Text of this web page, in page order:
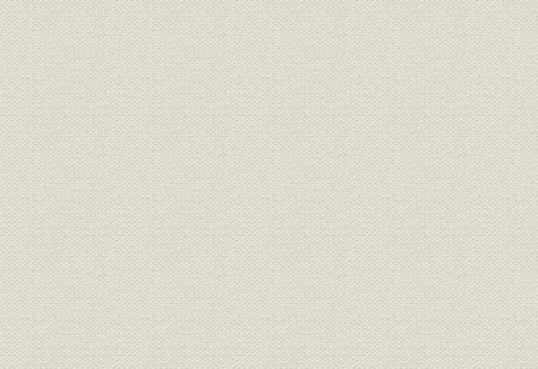
製品 洋紙製品
製品 白板紙製品
製品 特殊紙製品
経営理念 企業理念 2003年4月
経営 会社概要
ロゴマーク 社章・社員章
訓示 労使共同宣言 昭和45年3